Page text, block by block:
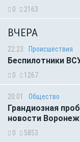
0 2163
ВЧЕРА
22:23 Происшествия
Беспилотники
0 1267
20:01 Общество
Грандиозная
новости
0 5853